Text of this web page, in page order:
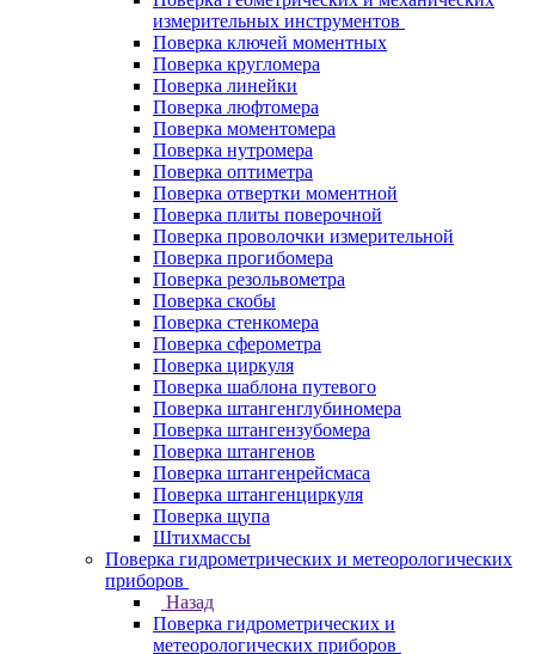
измерительных инструментов
Поверка ключей моментных
Поверка кругломера
Поверка линейки
Поверка люфтомера
Поверка моментомера
Поверка нутромера
Поверка оптиметра
Поверка отвертки моментной
Поверка плиты поверочной
Поверка проволочки измерительной
Поверка прогибомера
Поверка резольвометра
Поверка скобы
Поверка стенкомера
Поверка сферометра
Поверка циркуля
Поверка шаблона путевого
Поверка штангенглубиномера
Поверка штангензубомера
Поверка штангенов
Поверка штангенрейсмаса
Поверка штангенциркуля
Поверка щупа
Штихмассы
Поверка гидрометрических и метеорологических
приборов
Назад
Поверка гидрометрических и
метеорологических приборов